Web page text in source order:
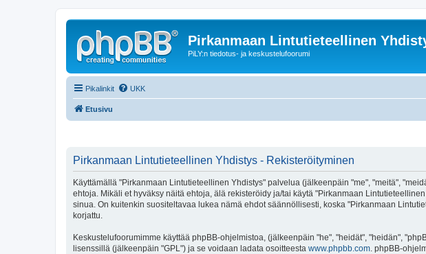
Pirkanmaan Lintutieteellinen
PiLY:n tiedotus- ja keskustelufoorumi
Pikalinkit UKK
Etusivu
Pirkanmaan Lintutieteellinen Yhdistys - Rekisteröityminen
Käyttämällä "Pirkanmaan Lintutieteellinen Yhdistys" palvelua (jälkeenpäin "me", "meitä",
ehtoja. Mikäli et hyväksy näitä ehtoja, älä rekisteröidy ja/tai käytä "Pirkanmaan
sinua. On kuitenkin suositeltavaa lukea nämä ehdot säännöllisesti, koska "Pirkanmaan
korjattu.
Keskustelufoorumimme käyttää phpBB-ohjelmistoa, (jälkeenpäin "he", "heidät", "heidän",
lisenssillä (jälkeenpäin "GPL") ja se voidaan ladata osoitteesta www.phpbb.com. phpBB-